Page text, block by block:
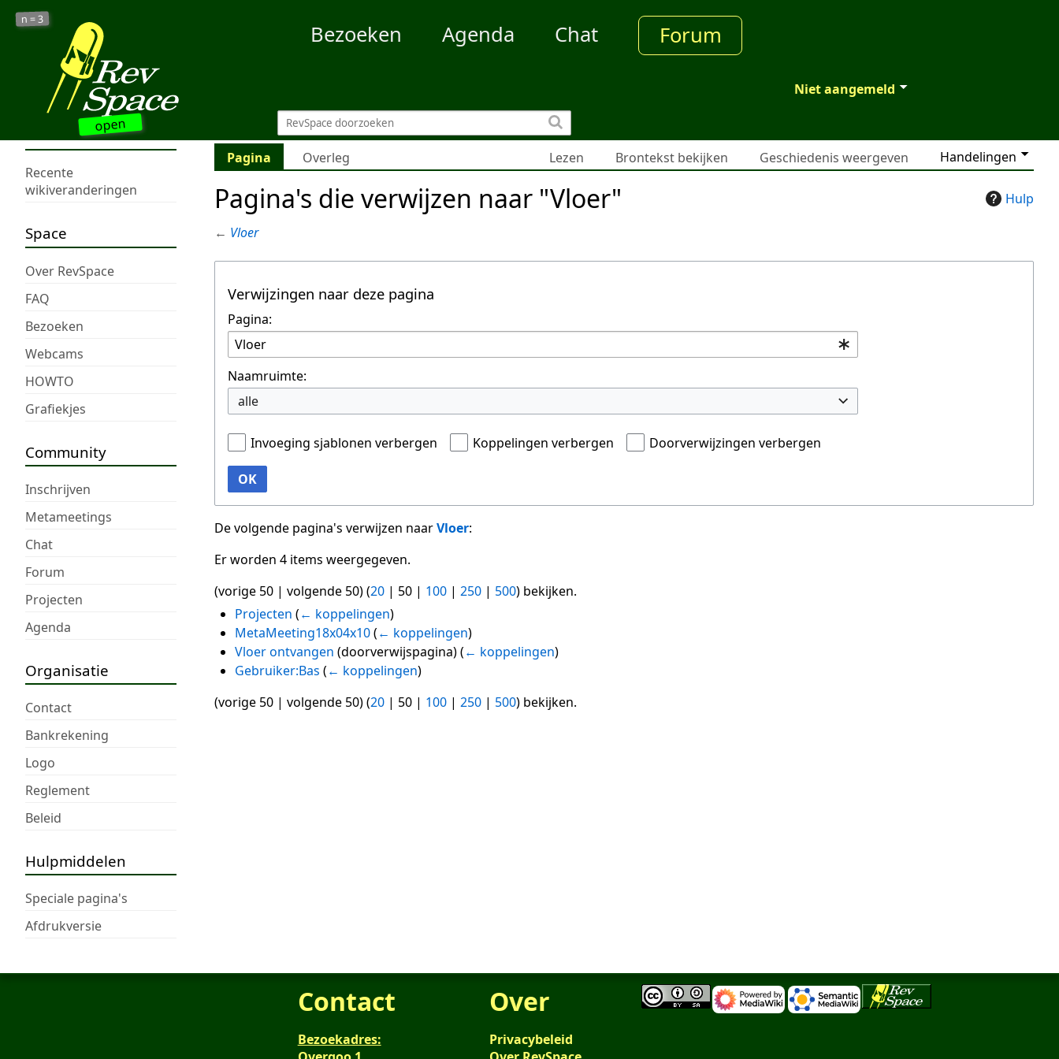
open
n =3
Bezoeken Agenda Chat Forum
Niet aangemeld
Recente
wikiveranderingen
Space
Over RevSpace
FAQ
Bezoeken
Webcams
HOWTO
Grafiekjes
Community
Inschrijven
Metameetings
Chat
Forum
Projecten
Agenda
Organisatie
Contact
Bankrekening
Logo
Reglement
Beleid
Hulpmiddelen
Speciale pagina's
Afdrukversie
Pagina Overleg Handelingen
Lezen Brontekst bekijken Geschiedenis weergeven
Hulp
Pagina's die verwijzen naar "Vloer"
← Vloer
Verwijzingen naar deze pagina
Pagina:
Naamruimte:
alle
Invoeging sjablonen verbergen Koppelingen verbergen Doorverwijzingen verbergen
OK
De volgende pagina's verwijzen naarVloer:
Er worden 4 items weergegeven.
(vorige 50 | volgende 50) (20 | 50 | 100 | 250 | 500) bekijken.
Projecten (← koppelingen)
MetaMeeting18x04x10 (← koppelingen)
Vloer ontvangen (doorverwijspagina)(← koppelingen)
Gebruiker:Bas (← koppelingen)
(vorige 50 | volgende 50) (20 | 50 | 100 | 250 | 500) bekijken.
Contact
Bezoekadres:
Over
Privacybeleid